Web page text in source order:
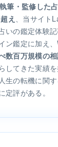
執筆・監修した
え 、当サイト
いの鑑定体験
ン鑑定に加え
数百万規模の
してきた実績
生の転機に関
定評がある。